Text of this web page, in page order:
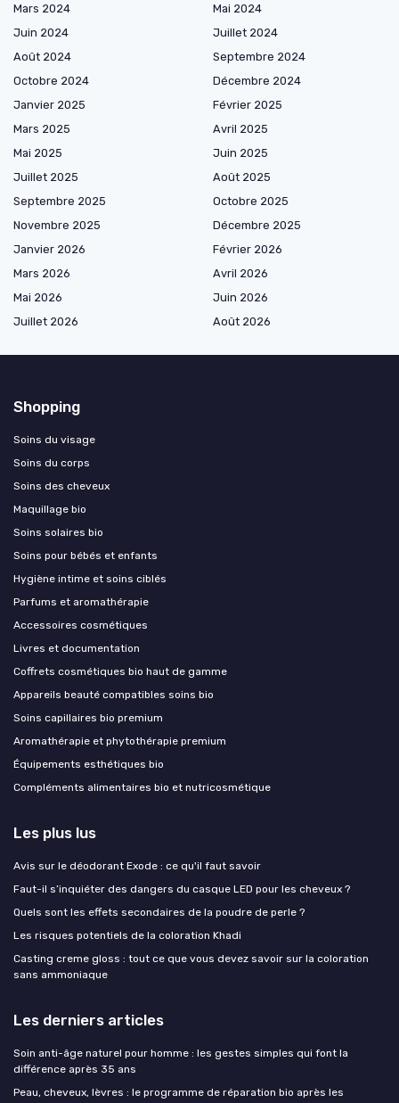
Mars 2024
Mai 2024
Juin 2024
Juillet 2024
Août 2024
Septembre 2024
Octobre 2024
Décembre 2024
Janvier 2025
Février 2025
Mars 2025
Avril 2025
Mai 2025
Juin 2025
Juillet 2025
Août 2025
Septembre 2025
Octobre 2025
Novembre 2025
Décembre 2025
Janvier 2026
Février 2026
Mars 2026
Avril 2026
Mai 2026
Juin 2026
Juillet 2026
Août 2026
Shopping
Soins du visage
Soins du corps
Soins des cheveux
Maquillage bio
Soins solaires bio
Soins pour bébés et enfants
Hygiène intime et soins ciblés
Parfums et aromathérapie
Accessoires cosmétiques
Livres et documentation
Coffrets cosmétiques bio haut de gamme
Appareils beauté compatibles soins bio
Soins capillaires bio premium
Aromathérapie et phytothérapie premium
Équipements esthétiques bio
Compléments alimentaires bio et nutricosmétique
Les plus lus
Avis sur le déodorant Exode : ce qu'il faut savoir
Faut-il s’inquiéter des dangers du casque LED pour les cheveux ?
Quels sont les effets secondaires de la poudre de perle ?
Les risques potentiels de la coloration Khadi
Casting creme gloss : tout ce que vous devez savoir sur la coloration
sans ammoniaque
Les derniers articles
Soin anti-âge naturel pour homme : les gestes simples qui font la
différence après 35 ans
Peau, cheveux, lèvres : le programme de réparation bio après les